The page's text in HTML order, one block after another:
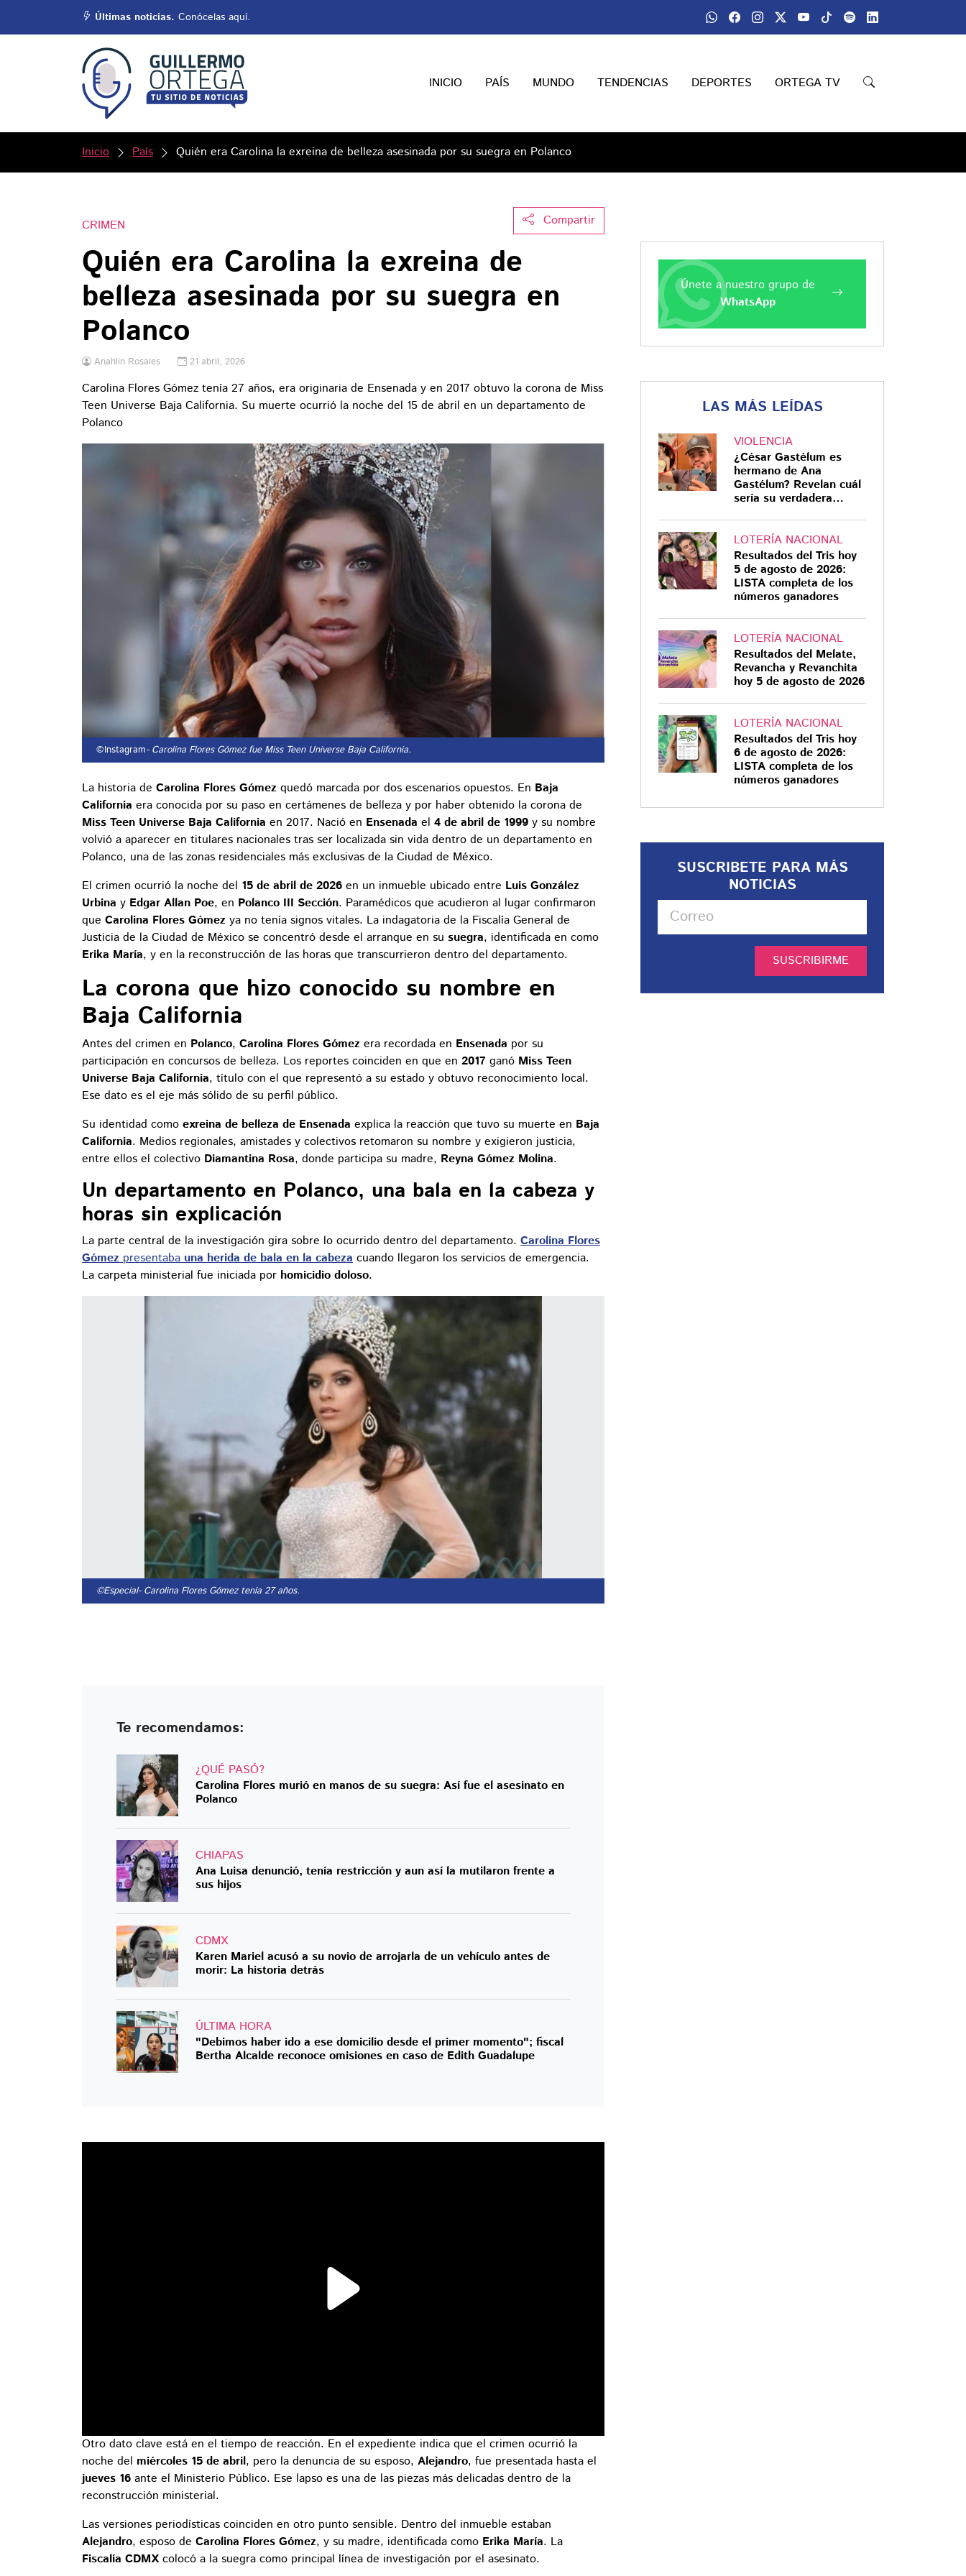
Últimas noticias. Conócelas aquí.
INICIO PAÍS MUNDO TENDENCIAS DEPORTES ORTEGA TV
Inicio País Quién era Carolina la exreina de belleza asesinada por su suegra en Polanco
Compartir
CRIMEN
Quién era Carolina la exreina de
belleza asesinada por su suegra en
Polanco
Anahlin Rosales 21 abril, 2026
Carolina Flores Gómez tenía 27 años, era originaria de Ensenada y en 2017 obtuvo la corona de Miss
Teen Universe Baja California. Su muerte ocurrió la noche del 15 de abril en un departamento de
Polanco
©Instagram- Carolina Flores Gómez fue Miss Teen Universe Baja California.
La historia de Carolina Flores Gómez quedó marcada por dos escenarios opuestos. En Baja
California era conocida por su paso en certámenes de belleza y por haber obtenido la corona de
Miss Teen Universe Baja California en 2017. Nació en Ensenada el 4 de abril de 1999 y su nombre
volvió a aparecer en titulares nacionales tras ser localizada sin vida dentro de un departamento en
Polanco, una de las zonas residenciales más exclusivas de la Ciudad de México.
El crimen ocurrió la noche del 15 de abril de 2026 en un inmueble ubicado entre Luis González
Urbina y Edgar Allan Poe, en Polanco III Sección. Paramédicos que acudieron al lugar confirmaron
que Carolina Flores Gómez ya no tenía signos vitales. La indagatoria de la Fiscalía General de
Justicia de la Ciudad de México se concentró desde el arranque en su suegra, identificada en como
Erika María, y en la reconstrucción de las horas que transcurrieron dentro del departamento.
La corona que hizo conocido su nombre en
Baja California
Antes del crimen en Polanco, Carolina Flores Gómez era recordada en Ensenada por su
participación en concursos de belleza. Los reportes coinciden en que en 2017 ganó Miss Teen
Universe Baja California, título con el que representó a su estado y obtuvo reconocimiento local.
Ese dato es el eje más sólido de su perfil público.
Su identidad como exreina de belleza de Ensenada explica la reacción que tuvo su muerte en Baja
California. Medios regionales, amistades y colectivos retomaron su nombre y exigieron justicia,
entre ellos el colectivo Diamantina Rosa, donde participa su madre, Reyna Gómez Molina.
Un departamento en Polanco, una bala en la cabeza y
horas sin explicación
La parte central de la investigación gira sobre lo ocurrido dentro del departamento. Carolina Flores
Gómezpresentabauna herida de bala en la cabeza cuando llegaron los servicios de emergencia.
La carpeta ministerial fue iniciada por homicidio doloso.
©Especial- Carolina Flores Gómez tenía 27 años.
Te recomendamos:
¿QUÉ PASÓ?
Carolina Flores murió en manos de su suegra: Así fue el asesinato en
Polanco
CHIAPAS
Ana Luisa denunció, tenía restricción y aun así la mutilaron frente a
sus hijos
CDMX
Karen Mariel acusó a su novio de arrojarla de un vehículo antes de
morir: La historia detrás
ÚLTIMA HORA
"Debimos haber ido a ese domicilio desde el primer momento"; fiscal
Bertha Alcalde reconoce omisiones en caso de Edith Guadalupe
Otro dato clave está en el tiempo de reacción. En el expediente indica que el crimen ocurrió la
noche del miércoles 15 de abril, pero la denuncia de su esposo, Alejandro, fue presentada hasta el
jueves 16 ante el Ministerio Público. Ese lapso es una de las piezas más delicadas dentro de la
reconstrucción ministerial.
Las versiones periodísticas coinciden en otro punto sensible. Dentro del inmueble estaban
Alejandro, esposo de Carolina Flores Gómez, y su madre, identificada como Erika María. La
Fiscalía CDMX colocó a la suegra como principal línea de investigación por el asesinato.
Únete a nuestro grupo de
WhatsApp
LAS MÁS LEÍDAS
VIOLENCIA
¿César Gastélum es
hermano de Ana
Gastélum? Revelan cuál
sería su verdadera
LOTERÍA NACIONAL
Resultados del Tris hoy
5 de agosto de 2026:
LISTA completa de los
números ganadores
LOTERÍA NACIONAL
Resultados del Melate,
Revancha y Revanchita
hoy 5 de agosto de 2026
LOTERÍA NACIONAL
Resultados del Tris hoy
6 de agosto de 2026:
LISTA completa de los
números ganadores
SUSCRIBETE PARA MÁS
NOTICIAS
SUSCRIBIRME